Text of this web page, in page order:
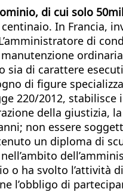
di cui solo
In Francia,
di
di carattere
di figure
220/2012,
della
non essere
un diploma di
o ha svolto
l’obbligo di